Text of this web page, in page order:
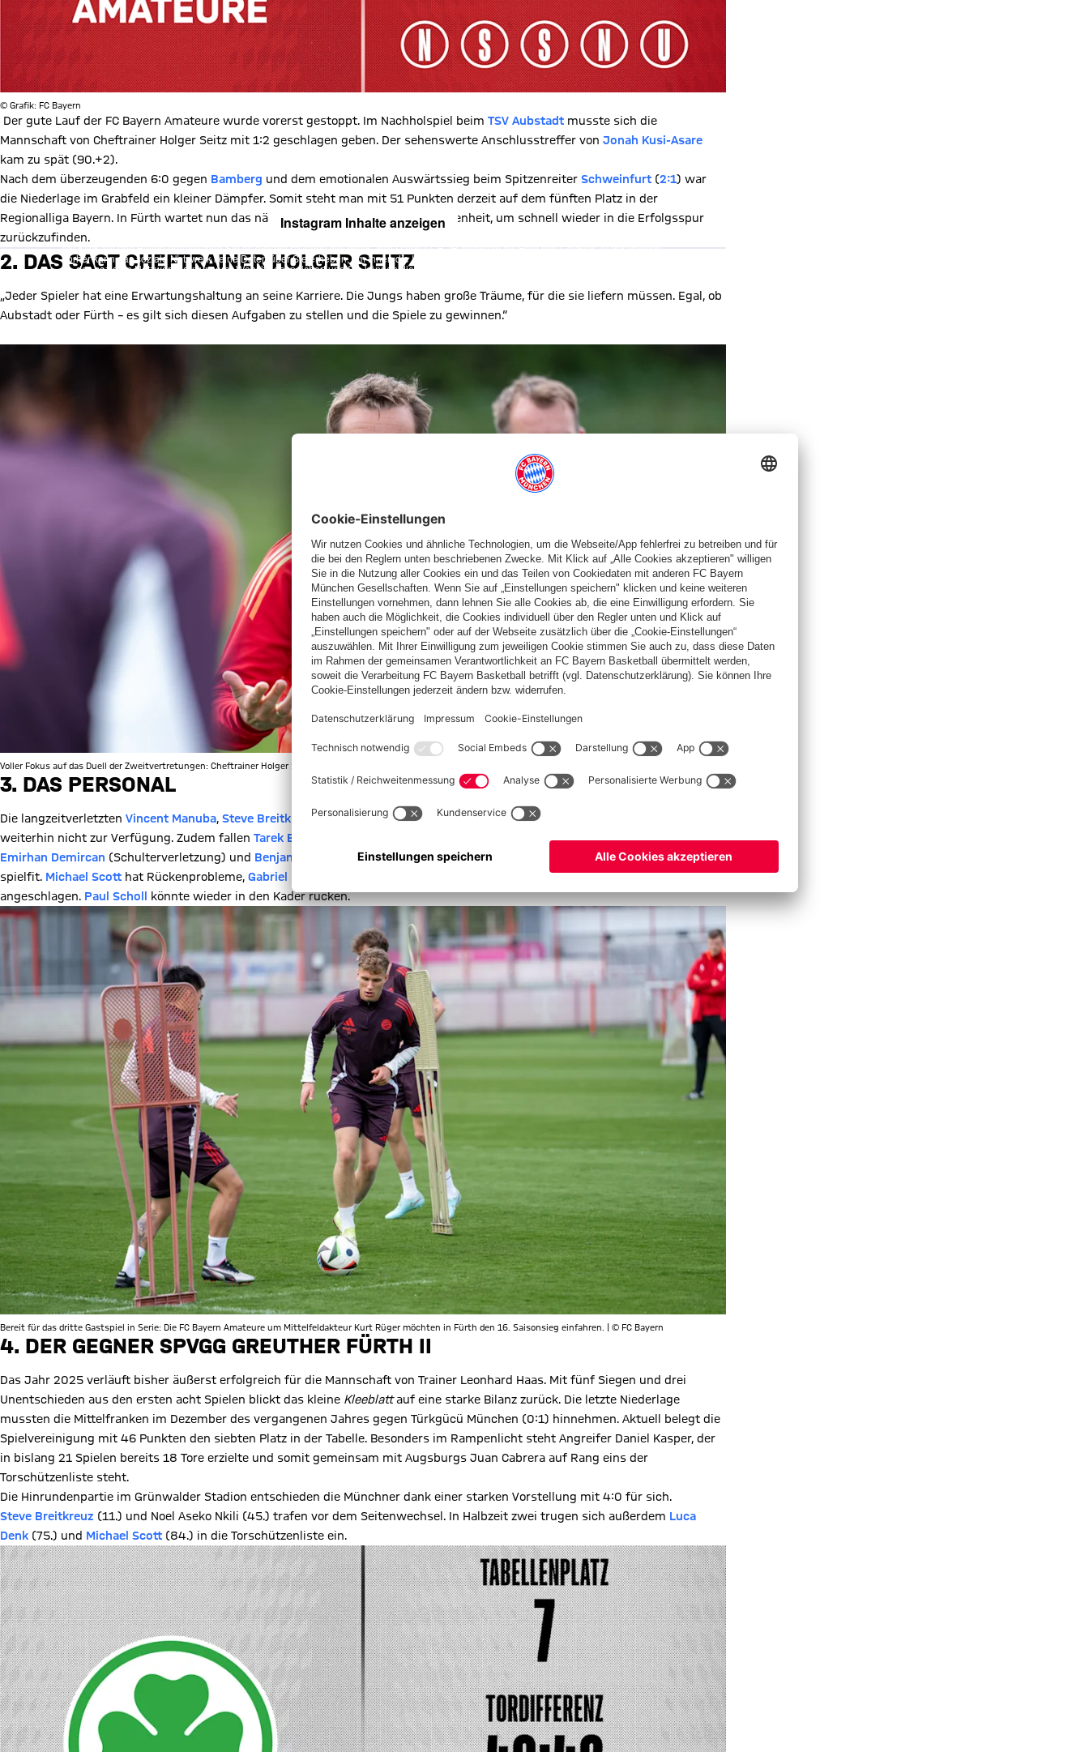
© Grafik: FC Bayern
Der gute Lauf der FC Bayern Amateure wurde vorerst gestoppt. Im Nachholspiel beim TSV Aubstadt musste sich die
Mannschaft von Cheftrainer Holger Seitz mit 1:2 geschlagen geben. Der sehenswerte Anschlusstreffer von Jonah Kusi-Asare
kam zu spät (90.+2).
Nach dem überzeugenden 6:0 gegen Bamberg und dem emotionalen Auswärtssieg beim Spitzenreiter Schweinfurt (2:1) war
die Niederlage im Grabfeld ein kleiner Dämpfer. Somit steht man mit 51 Punkten derzeit auf dem fünften Platz in der
Regionalliga Bayern. In Fürth wartet nun das nächste Auswärtsspiel – eine Gelegenheit, um schnell wieder in die Erfolgsspur
zurückzufinden.
Instagram Inhalte anzeigen
Mit Klick auf den Button ermöglichen Sie es diesem sozialen Netzwerk, Ihre Daten (z. B. IP-Adresse) mit Hilfe von Cookies zu verarbeiten.
Vorher kann das soziale Netzwerk keine Daten über Sie erheben, um Ihnen die Inhalte anzuzeigen. Diese Einstellung wird für alle Inhalte
des sozialen Netzwerks auf unserer Website gespeichert und Sie können dies jederzeit in der
2. DAS SAGT CHEFTRAINER HOLGER SEITZ
„Jeder Spieler hat eine Erwartungshaltung an seine Karriere. Die Jungs haben große Träume, für die sie liefern müssen. Egal, ob
Aubstadt oder Fürth – es gilt sich diesen Aufgaben zu stellen und die Spiele zu gewinnen.“
Voller Fokus auf das Duell der Zweitvertretungen: Cheftrainer Holger Seitz will mit seinem Team in Fürth zurück in die Erfolgsspur. | © FC Bayern
3. DAS PERSONAL
Die langzeitverletzten Vincent Manuba, Steve Breitkreuz ,Javier Fernández, Younes Aitamer(alle Knieverletzung) stehen
weiterhin nicht zur Verfügung. Zudem fallen Tarek Buchmann
(Sprunggelenksverletzung),
Emirhan Demircan (Schulterverletzung) und Benjamin Ballis (Muskelverletzung) weiter aus. Moritz Mosandlist noch nicht
spielfit. Michael Scott hat Rückenprobleme, Gabriel Marušić Davide Dell‘Erbaist
angeschlagen. Paul Scholl könnte wieder in den Kader rücken.
Bereit für das dritte Gastspiel in Serie: Die FC Bayern Amateure um Mittelfeldakteur Kurt Rüger möchten in Fürth den 16. Saisonsieg einfahren. | © FC Bayern
4. DER GEGNER SPVGG GREUTHER FÜRTH II
Das Jahr 2025 verläuft bisher äußerst erfolgreich für die Mannschaft von Trainer Leonhard Haas. Mit fünf Siegen und drei
Unentschieden aus den ersten acht Spielen blickt das kleine Kleeblattauf eine starke Bilanz zurück. Die letzte Niederlage
mussten die Mittelfranken im Dezember des vergangenen Jahres gegen Türkgücü München (0:1) hinnehmen. Aktuell belegt die
Spielvereinigung mit 46 Punkten den siebten Platz in der Tabelle. Besonders im Rampenlicht steht Angreifer Daniel Kasper, der
in bislang 21 Spielen bereits 18 Tore erzielte und somit gemeinsam mit Augsburgs Juan Cabrera auf Rang eins der
Torschützenliste steht.
Die Hinrundenpartie im Grünwalder Stadion entschieden die Münchner dank einer starken Vorstellung mit 4:0 für sich.
Steve Breitkreuz (11.) und Noel Aseko Nkili (45.) trafen vor dem Seitenwechsel. In Halbzeit zwei trugen sich außerdem Luca
Denk (75.) und Michael Scott (84.) in die Torschützenliste ein.